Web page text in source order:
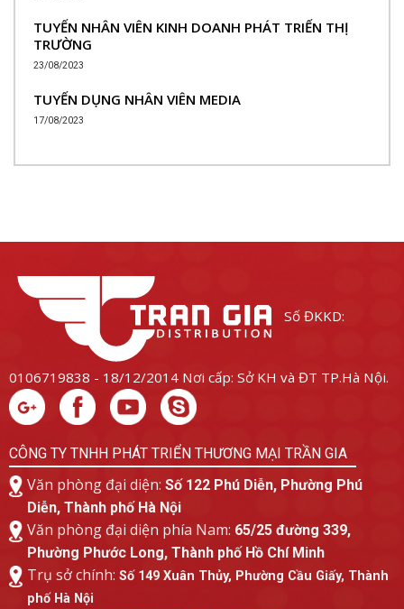
TUYỂN NHÂN VIÊN KINH DOANH PHÁT TRIỂN THỊ
TRƯỜNG
23/08/2023
TUYỂN DỤNG NHÂN VIÊN MEDIA
17/08/2023
Số ĐKKD:
0106719838 - 18/12/2014 Nơi cấp: Sở KH và ĐT TP.Hà Nội.
CÔNG TY TNHH PHÁT TRIỂN THƯƠNG MẠI TRẦN GIA
Văn phòng đại diện: Số 122 Phú Diễn, Phường Phú
Diễn, Thành phố Hà Nội
Văn phòng đại diện phía Nam: 65/25 đường 339,
Phường Phước Long, Thành phố Hồ Chí Minh
Trụ sở chính: Số 149 Xuân Thủy, Phường Cầu Giấy, Thành
phố Hà Nội